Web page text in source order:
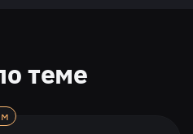
теме